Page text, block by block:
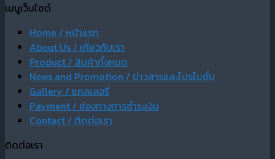
เมนูเว็บไซต์
Home / หน้าแรก
About Us / เกี่ยวกับเรา
Product / สินค้าทั้งหมด
News and Promotion / ข่าวสารและโปรโมชั่น
Gallery / แกลเลอรี่
Payment / ช่องทางการชำระเงิน
Contact / ติดต่อเรา
ติดต่อเรา